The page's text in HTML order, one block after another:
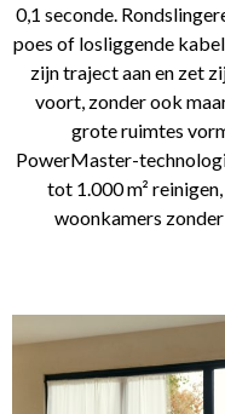
0,1 seconde.
poes of losliggende
zijn traject aan en zet
voort, zonder ook
grote ruimtes
PowerMaster-
tot 1.000 m²
woonkamers